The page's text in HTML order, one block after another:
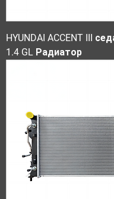
HYUNDAI ACCENT III
1.4 GL Радиатор